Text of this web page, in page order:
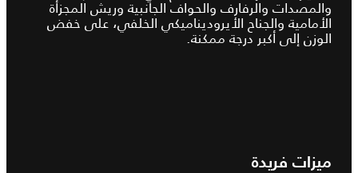
والمصدات والرفارف والحواف الجانبية وريش المجزأة
الأمامية والجناح الأيروديناميكي الخلفي، على خفض
الوزن إلى أكبر درجة ممكنة.
ميزات فريدة